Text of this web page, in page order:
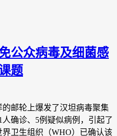
公众病毒及细菌感
题
邮轮上爆发了汉坦病毒聚集
确诊、5例疑似病例，引起了
卫生组织（WHO）已确认该